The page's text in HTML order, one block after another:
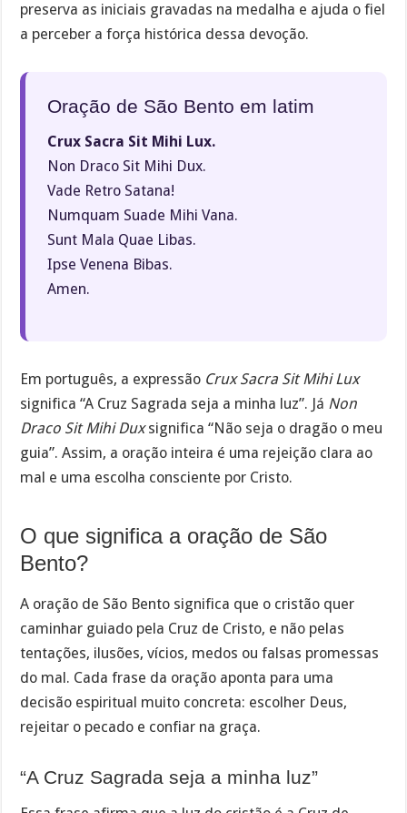
preserva as iniciais gravadas na medalha e ajuda o fiel
a perceber a força histórica dessa devoção.
Oração de São Bento em latim
Crux Sacra Sit Mihi Lux.
Non Draco Sit Mihi Dux.
Vade Retro Satana!
Numquam Suade Mihi Vana.
Sunt Mala Quae Libas.
Ipse Venena Bibas.
Amen.
Em português, a expressão Crux Sacra Sit Mihi Lux
significa “A Cruz Sagrada seja a minha luz”. Já Non
Draco Sit Mihi Duxsignifica “Não seja o dragão o meu
guia”. Assim, a oração inteira é uma rejeição clara ao
mal e uma escolha consciente por Cristo.
O que significa a oração de São
Bento?
A oração de São Bento significa que o cristão quer
caminhar guiado pela Cruz de Cristo, e não pelas
tentações, ilusões, vícios, medos ou falsas promessas
do mal. Cada frase da oração aponta para uma
decisão espiritual muito concreta: escolher Deus,
rejeitar o pecado e confiar na graça.
“A Cruz Sagrada seja a minha luz”